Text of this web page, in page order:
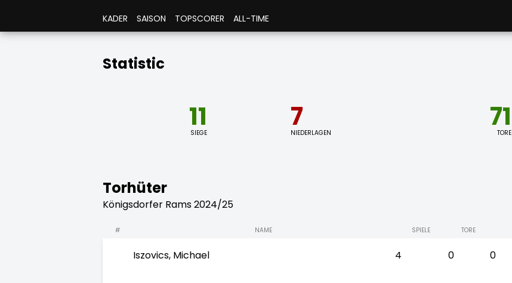
KADER SAISON TOPSCORER ALL-TIME
Statistic
11
SIEGE 7
NIEDERLAGEN 71
TORE
Torhüter
Königsdorfer Rams 2024/25
# NAME SPIELE TORE
Iszovics, Michael 4 0 0